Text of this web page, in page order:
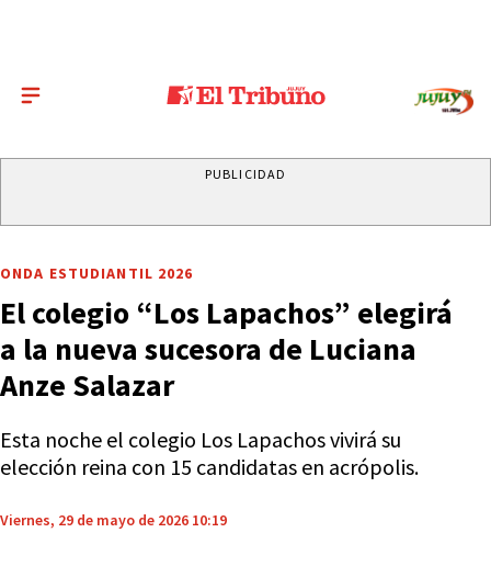
PUBLICIDAD
ONDA ESTUDIANTIL 2026
El colegio “Los Lapachos” elegirá
a la nueva sucesora de Luciana
Anze Salazar
Esta noche el colegio Los Lapachos vivirá su
elección reina con 15 candidatas en acrópolis.
Viernes, 29 de mayo de 2026 10:19